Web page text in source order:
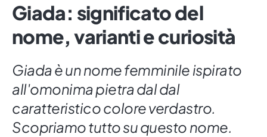
Giada: significato del
nome, varianti e curiosità
Giada è un nome femminile ispirato
all'omonima pietra dal dal
caratteristico colore verdastro.
Scopriamo tutto su questo nome.